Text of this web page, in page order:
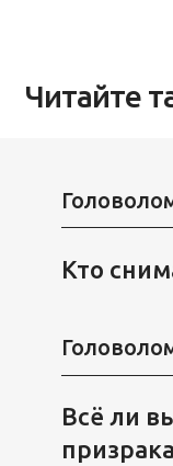
Читайте
Кто
Всё ли